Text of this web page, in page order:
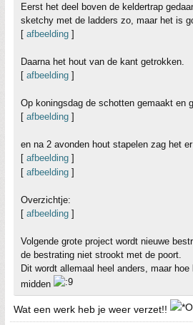
Eerst het deel boven de keldertrap
sketchy met de ladders zo, maar het is
[ afbeelding ]
Daarna het hout van de kant getrokken.
[ afbeelding ]
Op koningsdag de schotten gemaakt en
[ afbeelding ]
en na 2 avonden hout stapelen zag het
[ afbeelding ]
[ afbeelding ]
Overzichtje:
[ afbeelding ]
Volgende grote project wordt nieuwe
de bestrating niet strookt met de poort.
Dit wordt allemaal heel anders, maar
midden
Wat een werk heb je weer verzet!!